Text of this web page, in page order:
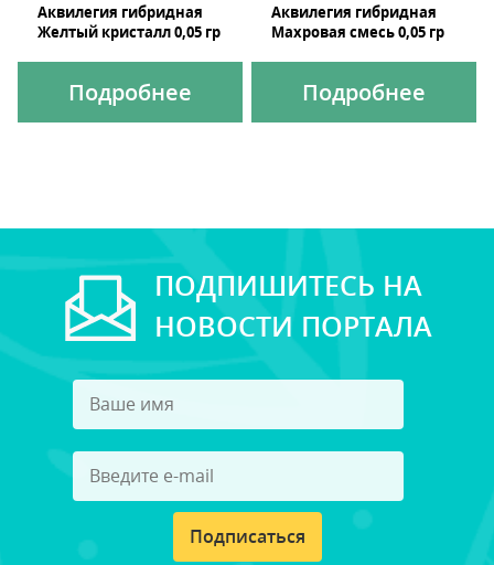
Аквилегия гибридная
Желтый кристалл 0,05 гр
Подробнее
Аквилегия гибридная
Махровая смесь 0,05 гр
Подробнее
ПОДПИШИТЕСЬ НА
НОВОСТИ ПОРТАЛА
Подписаться